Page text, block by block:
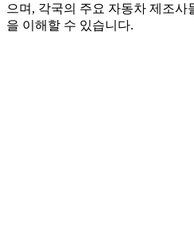
으며, 각국의 주요 자동차 제조
을 이해할 수 있습니다.